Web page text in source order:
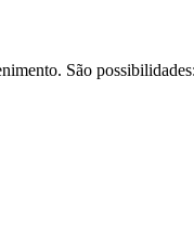
São possibilidades: